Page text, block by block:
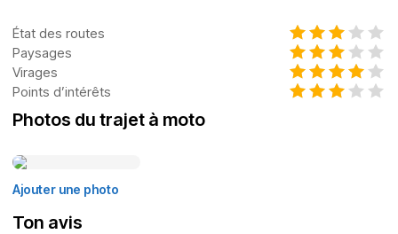
État des routes
Paysages
Virages
Points d’intérêts
Photos du trajet à moto
Ajouter une photo
Ton avis